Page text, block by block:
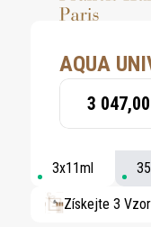
AQUA
3
3x11ml
Získejte 3